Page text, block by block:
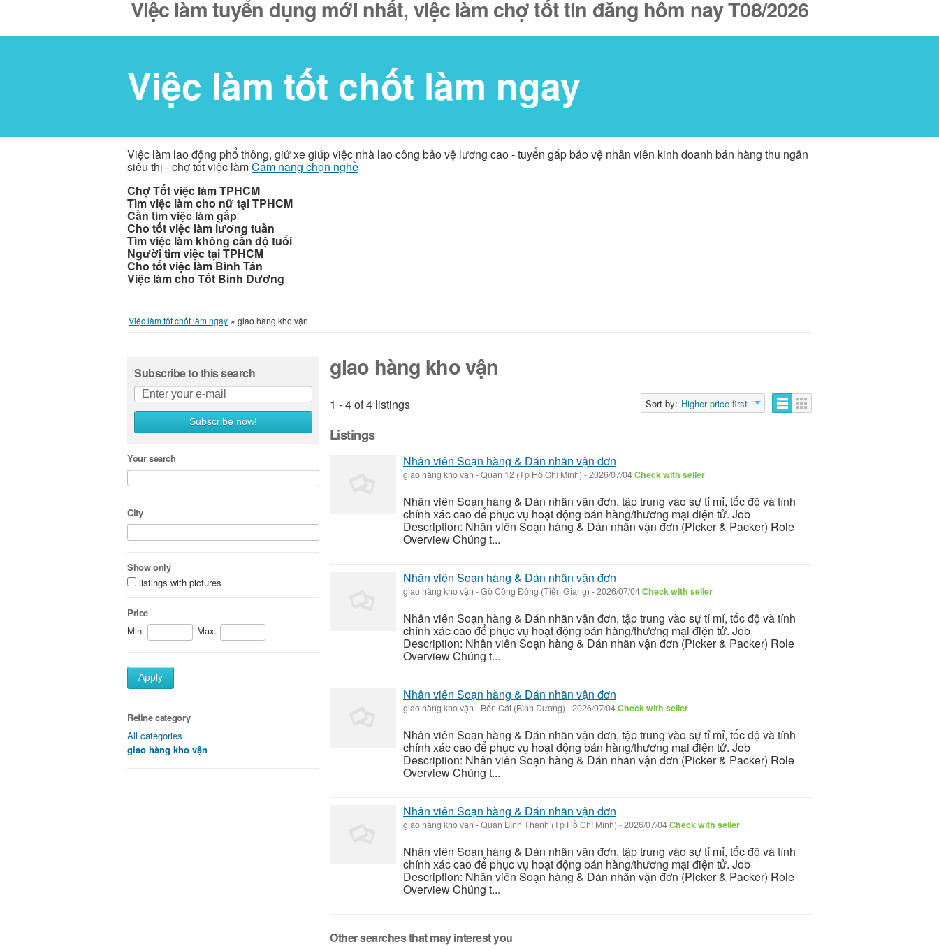
Việc làm tuyển dụng mới nhất, việc làm chợ tốt tin đăng hôm nay T08/2026
Việc làm tốt chốt làm ngay
Việc làm lao động phổ thông, giử xe giúp việc nhà lao công bảo vệ lương cao - tuyển gấp bảo vệ nhân viên kinh doanh bán hàng thu ngân
siêu thị - chợ tốt việc làmCẩm nang chọn nghề
Chợ Tốt việc làm TPHCM
Tìm việc làm cho nữ tại TPHCM
Cần tìm việc làm gấp
Cho tốt việc làm lương tuần
Tìm việc làm không cần độ tuổi
Người tìm việc tại TPHCM
Cho tốt việc làm Bình Tân
Việc làm cho Tốt Bình Dương
Việc làm tốt chốt làm ngay » giao hàng kho vận
Subscribe to this search
Subscribe now!
Your search
City
Show only
listings with pictures
Price
Min.
Max.
Apply
Refine category
All categories
giao hàng kho vận
giao hàng kho vận
1 - 4 of 4 listings Sort by: Higher price first
Listings
Nhân viên Soạn hàng & Dán nhãn vận đơn
giao hàng kho vận -Quận 12 (Tp Hồ Chí Minh) -2026/07/04Check with seller
Nhân viên Soạn hàng & Dán nhãn vận đơn, tập trung vào sự tỉ mỉ, tốc độ và tính
chính xác cao để phục vụ hoạt động bán hàng/thương mại điện tử. Job
Description: Nhân viên Soạn hàng & Dán nhãn vận đơn (Picker & Packer) Role
Overview Chúng t...
Nhân viên Soạn hàng & Dán nhãn vận đơn
giao hàng kho vận -Gò Công Đông (Tiền Giang) -2026/07/04Check with seller
Nhân viên Soạn hàng & Dán nhãn vận đơn, tập trung vào sự tỉ mỉ, tốc độ và tính
chính xác cao để phục vụ hoạt động bán hàng/thương mại điện tử. Job
Description: Nhân viên Soạn hàng & Dán nhãn vận đơn (Picker & Packer) Role
Overview Chúng t...
Nhân viên Soạn hàng & Dán nhãn vận đơn
giao hàng kho vận - Bến Cát (Bình Dương) -2026/07/04Check with seller
Nhân viên Soạn hàng & Dán nhãn vận đơn, tập trung vào sự tỉ mỉ, tốc độ và tính
chính xác cao để phục vụ hoạt động bán hàng/thương mại điện tử. Job
Description: Nhân viên Soạn hàng & Dán nhãn vận đơn (Picker & Packer) Role
Overview Chúng t...
Nhân viên Soạn hàng & Dán nhãn vận đơn
giao hàng kho vận -Quận Bình Thạnh (Tp Hồ Chí Minh) -2026/07/04Check with seller
Nhân viên Soạn hàng & Dán nhãn vận đơn, tập trung vào sự tỉ mỉ, tốc độ và tính
chính xác cao để phục vụ hoạt động bán hàng/thương mại điện tử. Job
Description: Nhân viên Soạn hàng & Dán nhãn vận đơn (Picker & Packer) Role
Overview Chúng t...
Other searches that may interest you